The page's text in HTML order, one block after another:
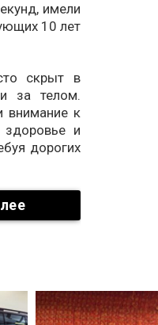
имели
10 лет
скрыт в
за телом.
внимание к
здоровье и
дорогих